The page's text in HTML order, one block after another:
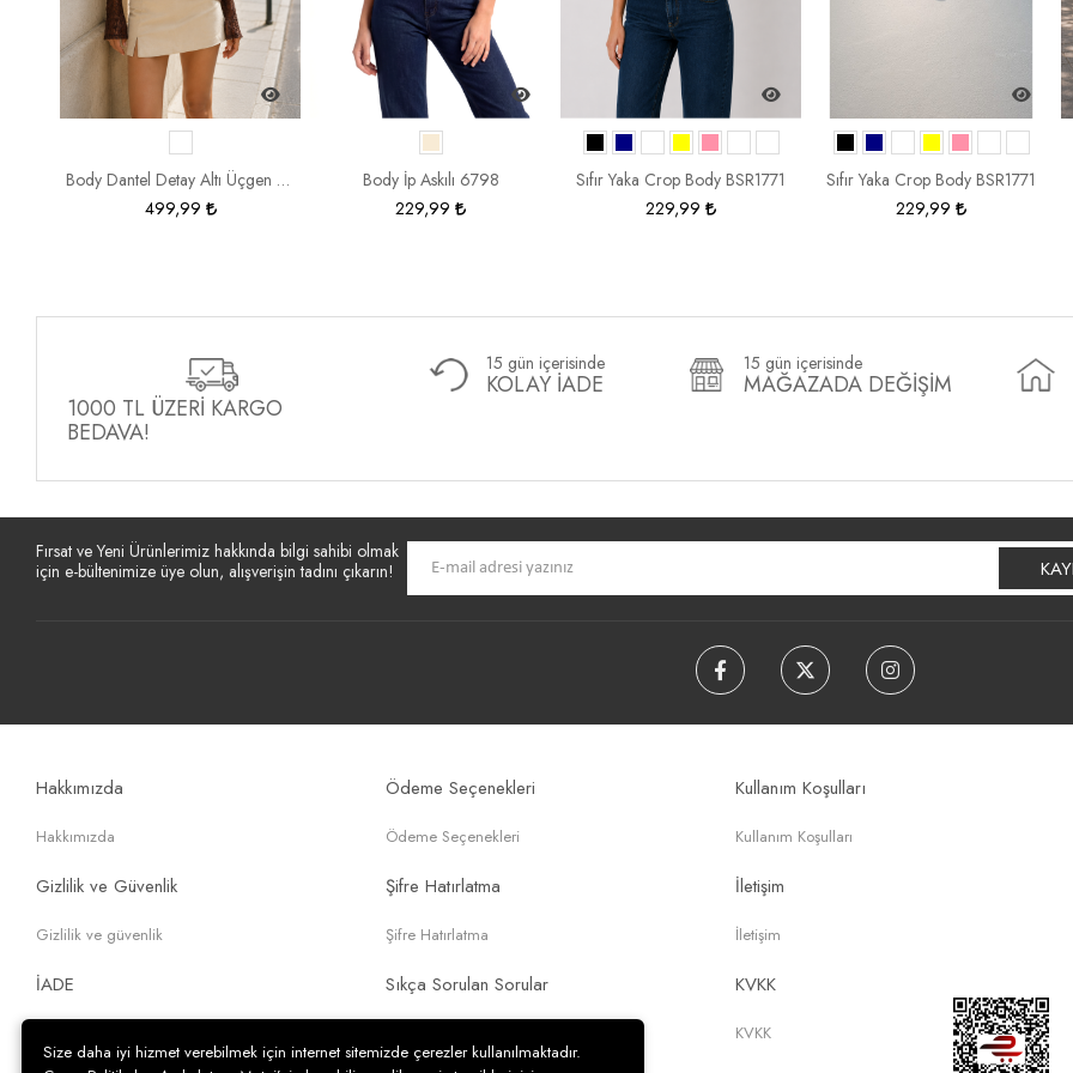
Body Dantel Detay Altı Üçgen 6866
499,99
Body İp Askılı 6798
229,99
Sıfır Yaka Crop Body BSR1771
229,99
Sıfır Yaka Crop Body BSR1771
229,99
1000 TL ÜZERİ KARGO
BEDAVA!
15 gün içerisinde
KOLAY İADE
15 gün içerisinde
MAĞAZADA DEĞİŞİM
Fırsat ve Yeni Ürünlerimiz hakkında bilgi sahibi olmak
için e-bültenimize üye olun, alışverişin tadını çıkarın!
Hakkımızda
Hakkımızda
Ödeme Seçenekleri
Ödeme Seçenekleri
Kullanım Koşulları
Kullanım Koşulları
Gizlilik ve Güvenlik
Gizlilik ve güvenlik
Şifre Hatırlatma
Şifre Hatırlatma
İletişim
İletişim
İADE Sıkça Sorulan Sorular KVKK
KVKK
Size daha iyi hizmet verebilmek için internet sitemizde çerezler kullanılmaktadır.